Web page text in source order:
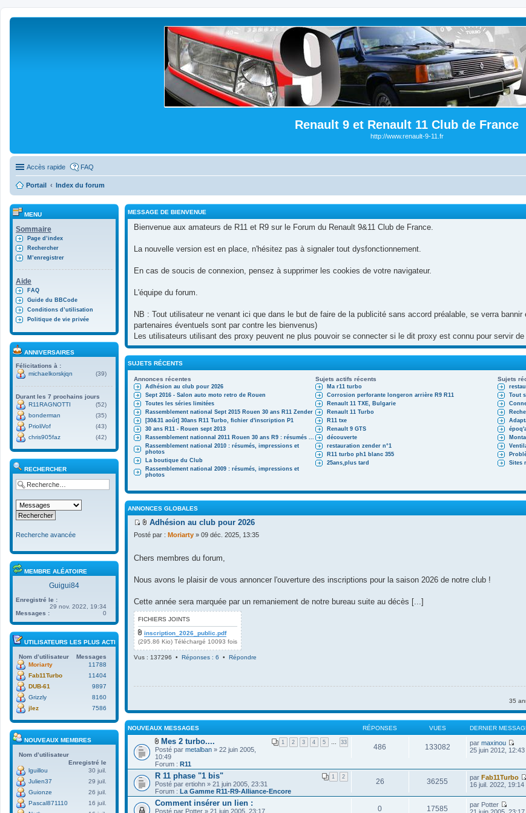
Renault 9 et Renault 11 Club de France
http://www.renault-9-11.fr
Accès rapide FAQ
Portail Index du forum
MESSAGE DE BIENVENUE
Bienvenue aux amateurs de R11 et R9 sur le Forum du Renault 9&11 Club de France.
La nouvelle version est en place, n'hésitez pas à signaler tout dysfonctionnement.
En cas de soucis de connexion, pensez à supprimer les cookies de votre navigateur.
L'équipe du forum.
NB : Tout utilisateur ne venant ici que dans le but de faire de la publicité sans accord préalable, se verra
partenaires éventuels sont par contre les bienvenus)
Les utilisateurs utilisant des proxy peuvent ne plus pouvoir se connecter si le dit proxy est connu pour servir de
SUJETS RÉCENTS
Annonces récentes Sujets actifs récents Sujets
Adhésion au club pour 2026
Sept 2016 - Salon auto moto retro de Rouen
Toutes les séries limitées
Rassemblement national Sept 2015 Rouen 30 ans R11 Zender
[30&31 août] 30ans R11 Turbo, fichier d'inscription P1
30 ans R11 - Rouen sept 2013
Rassemblement nationnal 2011 Rouen 30 ans R9 : résumés ...
Rassemblement national 2010 : résumés, impressions et
photos
La boutique du Club
Rassemblement national 2009 : résumés, impressions et
photos
Ma r11 turbo
Corrosion perforante longeron arrière R9 R11
Renault 11 TXE, Bulgarie
Renault 11 Turbo
R11 txe
Renault 9 GTS
découverte
restauration zender n°1
R11 turbo ph1 blanc 355
25ans,plus tard
Tout
Sites
ANNONCES GLOBALES
o
d
n
i
e
r
m
s
e
i
i
r
)
j
o
i
n
(
Adhésion au club pour 2026
Posté par : Moriarty » 09 déc. 2025, 13:35
Chers membres du forum,
Nous avons le plaisir de vous annoncer l'ouverture des inscriptions pour la saison 2026 de notre club !
Cette année sera marquée par un remaniement de notre bureau suite au décès [...]
FICHIERS JOINTS
inscription_2026_public.pdf
(295.86 Kio) Téléchargé 10093 fois
Vus : 137296 • Réponses : 6 • Répondre
35
NOUVEAUX MESSAGES RÉPONSES VUES DERNIER
F
i
c
h
i
e
r
(
s
Mes 2 turbo.... 1 2 3 4 5 33
Posté par metalban » 22 juin 2005,
10:49
Forum : R11
486 133082 par maxinou
V
r
l
e
25 juin 2012, 12:43
R 11 phase "1 bis" 1 2
Posté par ertiohn » 21 juin 2005, 23:31
Forum : La Gamme R11-R9-Alliance-Encore
26 36255 par Fab11Turbo
16 juil. 2022, 19:14
Comment insérer un lien :
Posté par Potter » 21 juin 2005, 23:17
0 17585 par Potter
V
21 juin 2005, 23:17
MENU
Sommaire
Page d’index
Rechercher
M’enregistrer
Aide
FAQ
Guide du BBCode
Conditions d’utilisation
Politique de vie privée
ANNIVERSAIRES
Félicitations à :
michaelkorskjqn
(39)
Durant les 7 prochains jours
R11RAGNOTTI
(52)
bonderman
(35)
PrioliVof
(43)
chris905faz
(42)
RECHERCHER
Recherche avancée
MEMBRE ALÉATOIRE
Guigui84
Enregistré le :
29 nov. 2022, 19:34
Messages :
0
UTILISATEURS LES PLUS ACTIFS
Nom d’utilisateur
Messages
Moriarty
11788
Fab11Turbo
11404
DUB-61
9897
Grizzly
8160
jlez
7586
NOUVEAUX MEMBRES
Nom d’utilisateur
Enregistré le
lguillou
30 juil.
Julien37
29 juil.
Guionze
26 juil.
Pascal871110
16 juil.